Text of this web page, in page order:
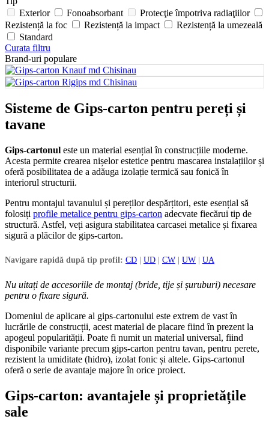
Exterior
Fonoabsorbant
Protecţie împotriva radiaţiilor
Rezistență la foc
Rezistență la impact
Rezistență la umezeală
Standard
Curata filtru
Brand-uri populare
Sisteme de Gips-carton pentru pereți și
tavane
Gips-cartonul este un material esențial în construcțiile moderne.
Acesta permite crearea nișelor estetice pentru mascarea instalațiilor și
oferă posibilitatea de a adăuga izolație termică sau fonică în
interiorul structurii.
Pentru montajul tavanului și pereților despărțitori, este esențial să
folosiți profile metalice pentru gips-carton adecvate fiecărui tip de
structură. Astfel, veți asigura stabilitatea carcasei metalice și fixarea
sigură a plăcilor de gips-carton.
Navigare rapidă după tip profil: CD UD CW UW UA
Nu uitați de accesoriile de montaj (bride, tije și șuruburi) necesare
pentru o fixare sigură.
Domeniul de aplicare al gips-cartonului este extrem de vast în
lucrările de construcții, acest material de placare fiind în prezent la
apogeul popularității. Poate fi numit un material universal, fiind
disponibile variante precum gips-carton pentru tavan, pentru perete,
rezistent la umiditate (hidro), izolat fonic și altele. Gips-cartonul
oferă o serie de avantaje majore în orice proiect.
Gips-carton: avantajele și proprietățile
sale